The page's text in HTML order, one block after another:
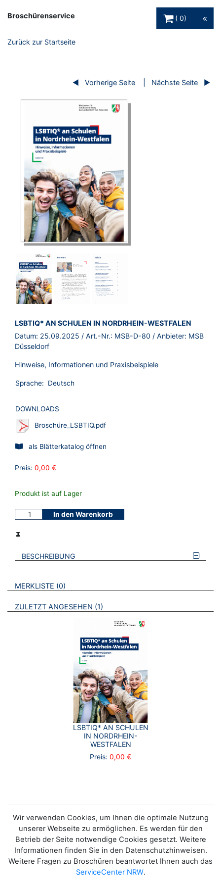
Broschürenservice
0
Zurück zur Startseite
Vorherige Seite Nächste Seite
BROSCHÜRE:
LSBTIQ* AN SCHULEN IN NORDRHEIN-WESTFALEN
Datum: 25.09.2025 / Art.-Nr.: MSB-D-80 / Anbieter: MSB
Düsseldorf
Hinweise, Informationen und Praxisbeispiele
Sprache: Deutsch
DOWNLOADS
Broschüre_LSBTIQ.pdf
als Blätterkatalog öffnen
Preis: 0,00 €
Produkt ist auf Lager
In den Warenkorb
BESCHREIBUNG
VERWEISE AUF VERMERKTE- ODER ZULETZT ANGESEHENE
MERKLISTE 0 BROSCHÜREN
ZULETZT ANGESEHEN 1 BROSCHÜREN
LSBTIQ* AN SCHULEN
IN NORDRHEIN-
WESTFALEN
Preis: 0,00 €
Wir verwenden Cookies, um Ihnen die optimale Nutzung
unserer Webseite zu ermöglichen. Es werden für den
Betrieb der Seite notwendige Cookies gesetzt. Weitere
Informationen finden Sie in den Datenschutzhinweisen.
Weitere Fragen zu Broschüren beantwortet Ihnen auch das
ServiceCenter NRW.